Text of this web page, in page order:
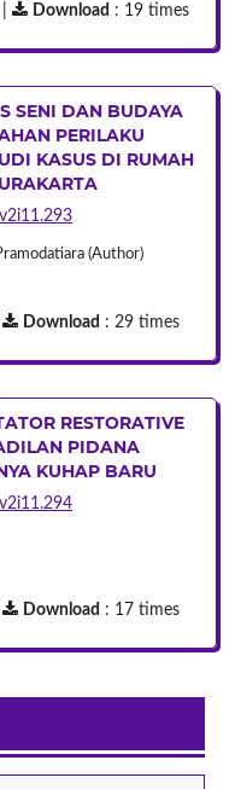
| Download : 19 times
SENI DAN BUDAYA
PERILAKU
KASUS DI RUMAH
(Author)
Download : 29 times
RESTORATIVE
PIDANA
KUHAP BARU
Download : 17 times